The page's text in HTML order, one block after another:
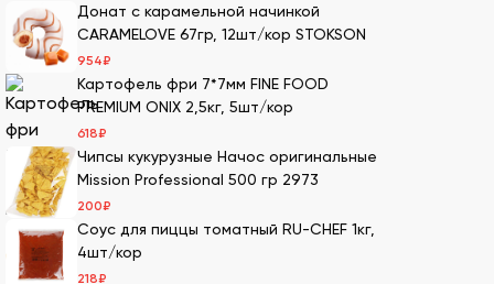
оптовой партией в нашей компании.
20-летний опыт в этой сфере, поэтому
Мы дорожим репутацией и заботимся о
продукции.
Донат с карамельной начинкой
CARAMELOVE 67гр, 12шт/кор STOKSON
954₽
Картофель фри 7*7мм FINE FOOD
PREMIUM ONIX 2,5кг, 5шт/кор
618₽
Чипсы кукурузные Начос оригинальные
Mission Professional 500 гр 2973
200₽
Соус для пиццы томатный RU-CHEF 1кг,
4шт/кор
218₽